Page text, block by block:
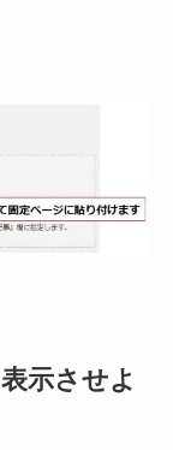
示させよ